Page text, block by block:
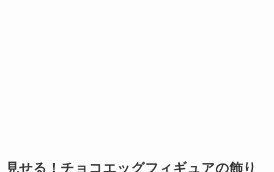
見せる！チョコエッグフィギュアの飾り